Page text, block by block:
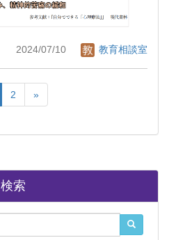
2024/07/10 教育相談室
2 »
検索